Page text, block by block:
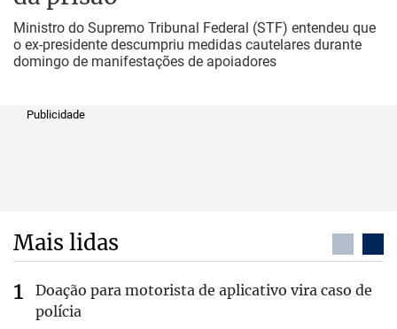
Ministro do Supremo Tribunal Federal (STF) entendeu que
o ex-presidente descumpriu medidas cautelares durante
domingo de manifestações de apoiadores
Publicidade
Mais lidas
Doação para motorista de aplicativo vira caso de
polícia